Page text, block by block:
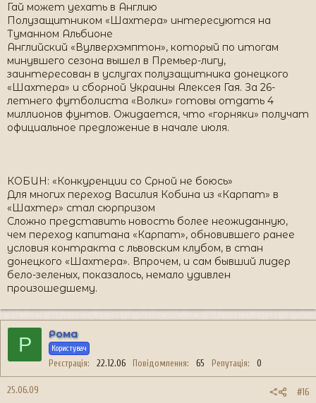
Гай может уехать в Англию
Полузащитником «Шахтера» интересуются на
Туманном Альбионе
Английский «Вулверхэмптон», который по итогам
минувшего сезона вышел в Премьер-лигу,
заинтересован в услугах полузащитника донецкого
«Шахтера» и сборной Украины Алексея Гая. За 26-
летнего футболиста «Волки» готовы отдать 4
миллионов фунтов. Ожидается, что «горняки» получат
официальное предложение в начале июля.
КОБИН: «Конкуренции со Срной не боюсь»
Для многих переход Василия Кобина из «Карпат» в
«Шахтер» стал сюрпризом
Сложно представить новость более неожиданную,
чем переход капитана «Карпат», обновившего ранее
условия контракта с львовским клубом, в стан
донецкого «Шахтера». Впрочем, и сам бывший лидер
бело-зеленых, показалось, немало удивлен
произошедшему.
Р Рома
Користувач
Реєстрація 22.12.06 Повідомлення 65 Репутація 0
25.06.09 #16